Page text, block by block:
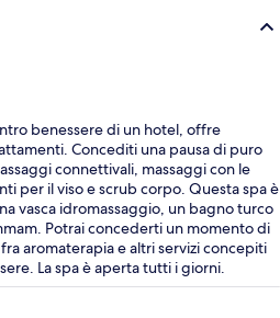
benessere di un hotel, offre
Concediti una pausa di puro
connettivali, massaggi con le
per il viso e scrub corpo. Questa spa è
vasca idromassaggio, un bagno turco
Potrai concederti un momento di
aromaterapia e altri servizi concepiti
La spa è aperta tutti i giorni.